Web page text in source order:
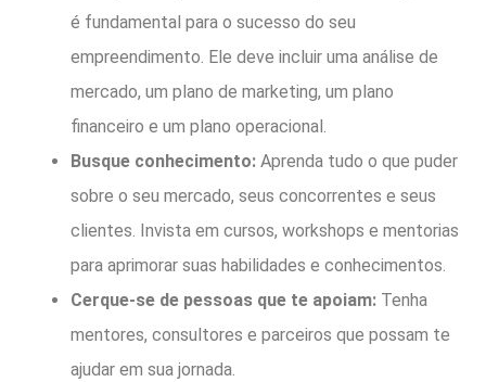
é fundamental para o sucesso do seu
empreendimento. Ele deve incluir uma análise de
mercado, um plano de marketing, um plano
financeiro e um plano operacional.
Busque conhecimento: Aprenda tudo o que puder
sobre o seu mercado, seus concorrentes e seus
clientes. Invista em cursos, workshops e mentorias
para aprimorar suas habilidades e conhecimentos.
Cerque-se de pessoas que te apoiam: Tenha
mentores, consultores e parceiros que possam te
ajudar em sua jornada.